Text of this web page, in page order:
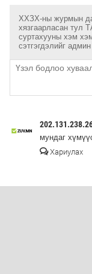
ХХЗХ-ны журмын
хязгаарласан тул
суртахууны хэм
сэтгэгдэлийг админ
мундаг
Хариулах